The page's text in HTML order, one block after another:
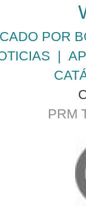
POR
|
PRM